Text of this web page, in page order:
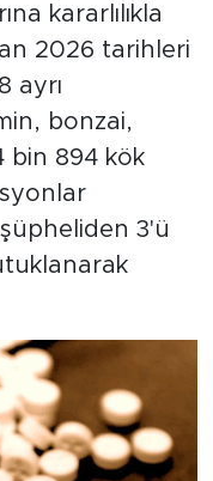
kararlılıkla
2026 tarihleri
ayrı
bonzai,
bin 894 kök
3'ü